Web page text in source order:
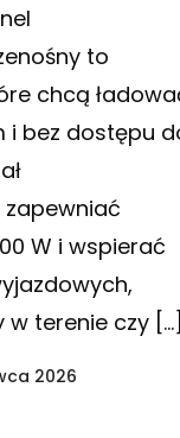
to
chcą
i bez dostępu
W i wspierać
w terenie czy
2026